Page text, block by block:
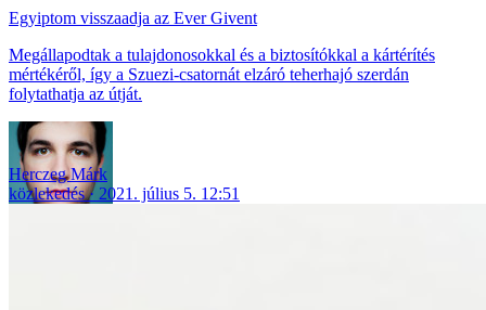
Egyiptom visszaadja az Ever Givent
Megállapodtak a tulajdonosokkal és a biztosítókkal a kártérítés
mértékéről, így a Szuezi-csatornát elzáró teherhajó szerdán
folytathatja az útját.
Herczeg Márk
közlekedés
2021. július 5. 12:51